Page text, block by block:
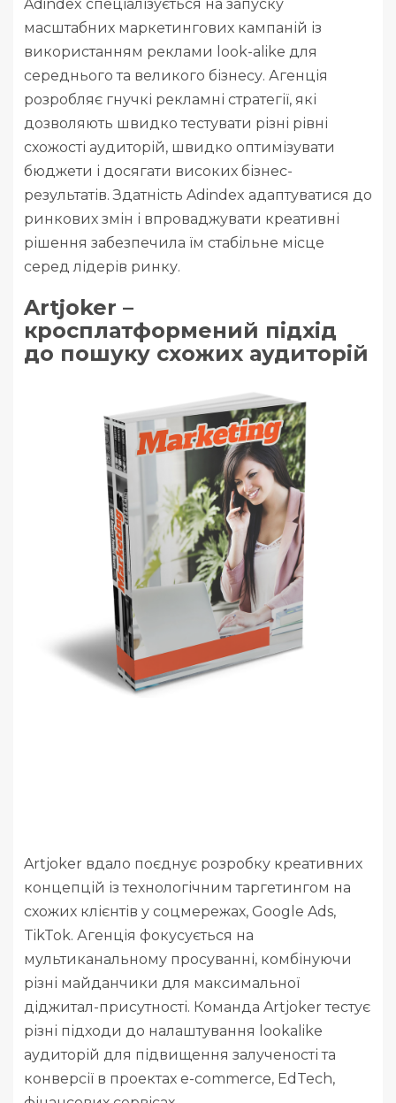
Adindex спеціалізується на запуску
масштабних маркетингових кампаній із
використанням реклами look-alike для
середнього та великого бізнесу. Агенція
розробляє гнучкі рекламні стратегії, які
дозволяють швидко тестувати різні рівні
схожості аудиторій, швидко оптимізувати
бюджети і досягати високих бізнес-
результатів. Здатність Adindex адаптуватися до
ринкових змін і впроваджувати креативні
рішення забезпечила їм стабільне місце
серед лідерів ринку.
Artjoker –
кросплатформений підхід
до пошуку схожих аудиторій
Artjoker вдало поєднує розробку креативних
концепцій із технологічним таргетингом на
схожих клієнтів у соцмережах, Google Ads,
TikTok. Агенція фокусується на
мультиканальному просуванні, комбінуючи
різні майданчики для максимальної
діджитал-присутності. Команда Artjoker тестує
різні підходи до налаштування lookalike
аудиторій для підвищення залученості та
конверсії в проектах e-commerce, EdTech,